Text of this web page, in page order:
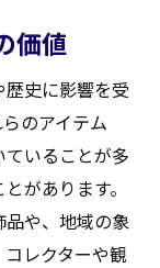
価値
史に影響を受
のアイテム
いることが多
があります。
や、地域の象
レクターや観